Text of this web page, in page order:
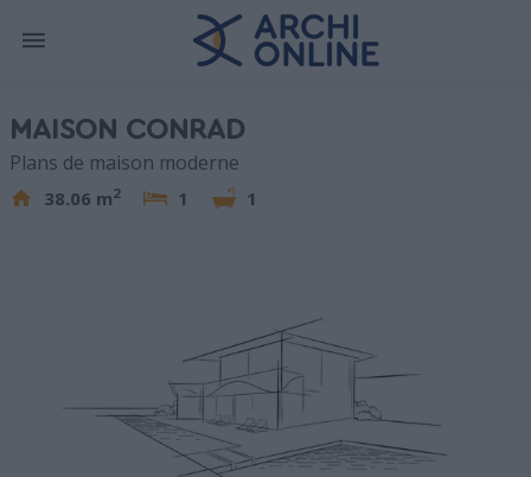
MAISON CONRAD
Plans de maison moderne
38.06 m2 1 1